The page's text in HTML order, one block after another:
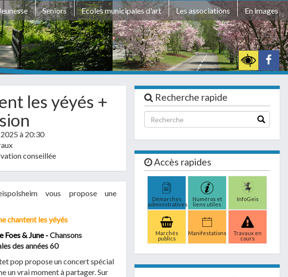
Seniors Ecoles municipales d'art Les associations En images
les yéyés +
à 20:30
conseillée
vous propose une
chantent les yéyés
Foes & June -Chansons
des années 60
pop propose un concert spécial
un vrai moment à partager. Sur
Recherche rapide
Accès rapides
Démarches
administratives
Numéros et
liens utiles
InfoGeis
Marchés
publics
Manifestations
Travaux en
cours